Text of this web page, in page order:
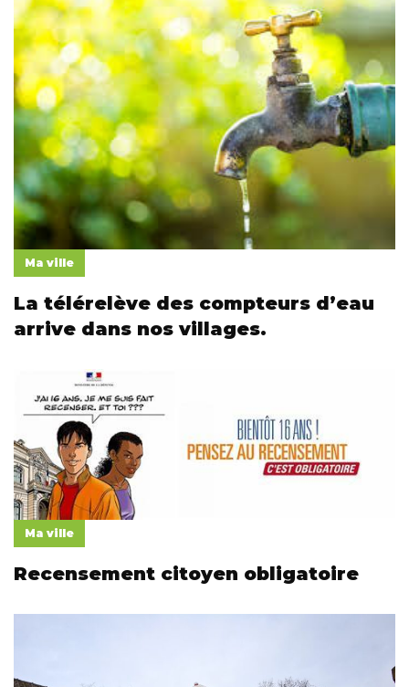
Ma ville
La télérelève des compteurs d’eau
arrive dans nos villages.
Ma ville
Recensement citoyen obligatoire